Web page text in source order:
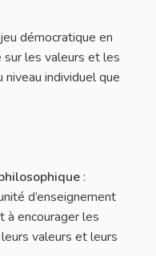
démocratique en
les valeurs et les
individuel que
:
d’enseignement
à encourager les
valeurs et leurs